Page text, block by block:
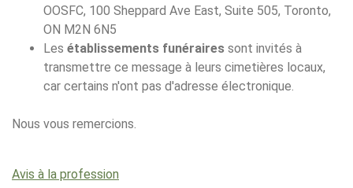
OOSFC, 100 Sheppard Ave East, Suite 505, Toronto,
ON M2N 6N5
Les établissements funéraires sont invités à
transmettre ce message à leurs cimetières locaux,
car certains n'ont pas d'adresse électronique.
Nous vous remercions.
Avis à la profession